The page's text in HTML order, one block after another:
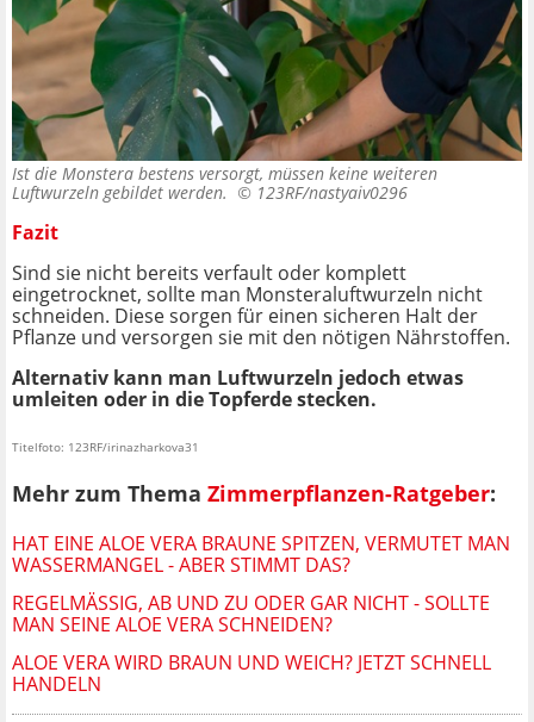
Ist die Monstera bestens versorgt, müssen keine weiteren
Luftwurzeln gebildet werden. © 123RF/nastyaiv0296
Fazit
Sind sie nicht bereits verfault oder komplett
eingetrocknet, sollte man Monsteraluftwurzeln nicht
schneiden. Diese sorgen für einen sicheren Halt der
Pflanze und versorgen sie mit den nötigen Nährstoffen.
Alternativ kann man Luftwurzeln jedoch etwas
umleiten oder in die Topferde stecken.
Titelfoto: 123RF/irinazharkova31
Mehr zum Thema Zimmerpflanzen-Ratgeber:
HAT EINE ALOE VERA BRAUNE SPITZEN, VERMUTET MAN
WASSERMANGEL - ABER STIMMT DAS?
REGELMÄSSIG, AB UND ZU ODER GAR NICHT - SOLLTE M
AN SEINE ALOE VERA SCHNEIDEN?
ALOE VERA WIRD BRAUN UND WEICH? JETZT SCHNELL
HANDELN